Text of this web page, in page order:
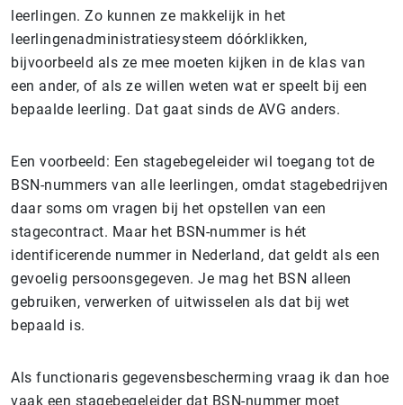
leerlingen. Zo kunnen ze makkelijk in het
leerlingenadministratiesysteem dóórklikken,
bijvoorbeeld als ze mee moeten kijken in de klas van
een ander, of als ze willen weten wat er speelt bij een
bepaalde leerling. Dat gaat sinds de AVG anders.
Een voorbeeld: Een stagebegeleider wil toegang tot de
BSN-nummers van alle leerlingen, omdat stagebedrijven
daar soms om vragen bij het opstellen van een
stagecontract. Maar het BSN-nummer is hét
identificerende nummer in Nederland, dat geldt als een
gevoelig persoonsgegeven. Je mag het BSN alleen
gebruiken, verwerken of uitwisselen als dat bij wet
bepaald is.
Als functionaris gegevensbescherming vraag ik dan hoe
vaak een stagebegeleider dat BSN-nummer moet